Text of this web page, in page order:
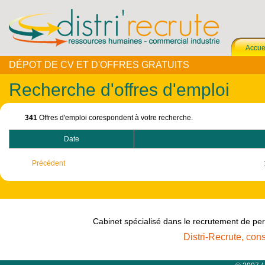
DÉPOT DE CV ET D'OFFRES GRATUITS
Recherche d'offres d'emploi
341 Offres d'emploi corespondent à votre recherche.
Date
Précédent
Cabinet spécialisé dans le recrutement de
Distri-Recrute,